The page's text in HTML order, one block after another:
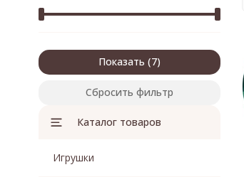
Показать
Сбросить фильтр
Каталог товаров
Игрушки